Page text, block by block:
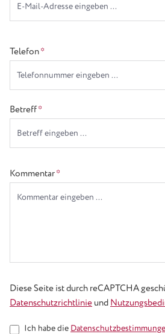
Telefon*
Betreff*
Kommentar*
Diese Seite ist durch reCAPTCHA
Datenschutzrichtlinie und
Ich habe die